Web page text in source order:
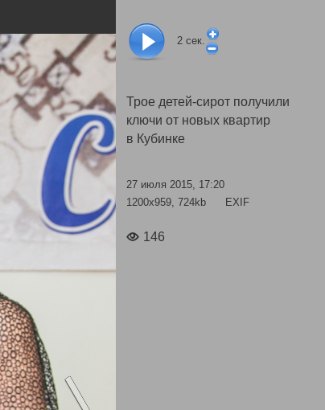
2 сек.
Трое детей-сирот получили
ключи от новых квартир
в Кубинке
27 июля 2015, 17:20
1200x959, 724kb
EXIF
146